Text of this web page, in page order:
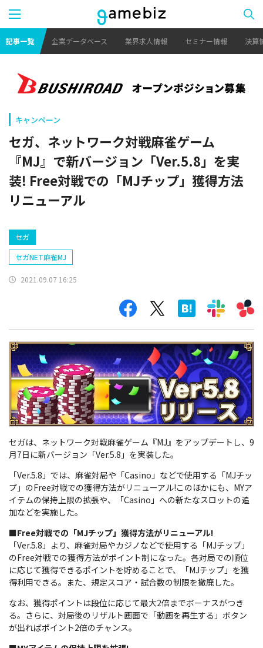
記事一覧 企業データベース 業界求人情報 セミナー情報 決算
キャンペーン
セガ、ネットワーク対戦麻雀ゲーム
『MJ』で新バージョン「Ver.5.8」を実
装! Free対戦での「MJチップ」獲得方法
リニューアル
セガ
セガNET麻雀MJ
2021.09.07 16:25
セガは、ネットワーク対戦麻雀ゲーム『MJ』をアップデートし、9
月7日に新バージョン「Ver.5.8」を実装した。
「Ver.5.8」では、麻雀対局や「Casino」などで使用する「MJチッ
プ」のFree対戦での獲得方法がリニューアル!このほかにも、MYア
イテムの保持上限の拡張や、「Casino」への新たなスロットの追
加などを実施した。
■Free対戦での「MJチップ」獲得方法がリニューアル!
「Ver.5.8」より、麻雀対局やカジノなどで使用する「MJチップ」
のFree対戦での獲得方法がポイント制になった。各対局での順位
に応じて獲得できるポイントを貯めることで、「MJチップ」を獲
得利用できる。また、規定スコア・試合数の制限を撤廃した。
なお、獲得ポイントは段位に応じて最大2倍までボーナスがつき
る。さらに、対局後のリザルト画面で「動画を再生する」ボタン
が出ればポイント2倍のチャンス。